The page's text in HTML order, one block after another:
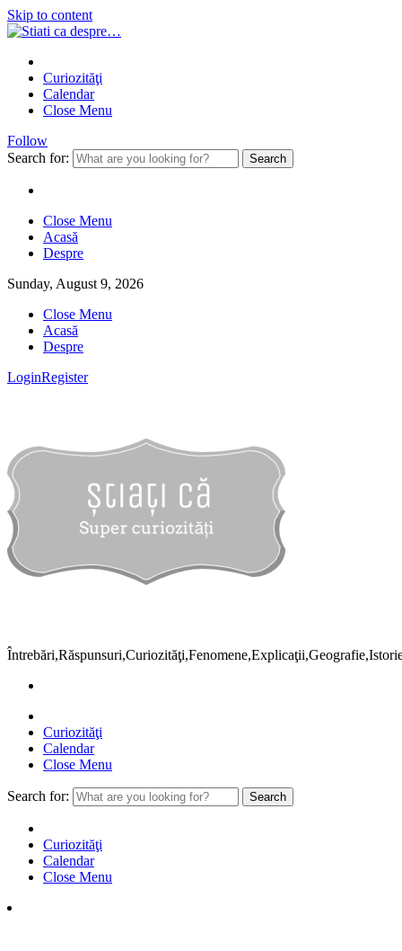
Skip to content
Curiozităţi
Calendar
Close Menu
Follow
Search for:
Close Menu
Acasă
Despre
Sunday, August 9, 2026
Close Menu
Acasă
Despre
LoginRegister
Curiozităţi
Calendar
Close Menu
Search for:
Curiozităţi
Calendar
Close Menu